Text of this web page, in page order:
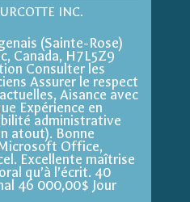
INC.
(Sainte-Rose)
Canada, H7L5Z9
Consulter les
Assurer le respect
Aisance avec
Expérience en
administrative
atout). Bonne
Office,
Excellente maîtrise
qu’à l’écrit. 40
46 000,00$ Jour